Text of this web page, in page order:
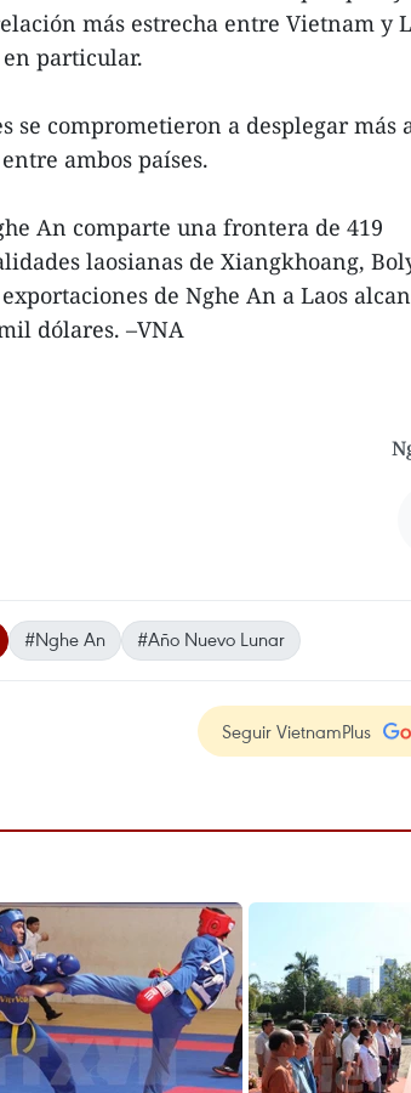
más estrecha entre Vietnam y
particular.
se comprometieron a desplegar más
ambos países.
An comparte una frontera de 419
laosianas de Xiangkhoang,
de Nghe An a Laos
dólares. –VNA
#Nghe An #Año Nuevo Lunar
Seguir VietnamPlus